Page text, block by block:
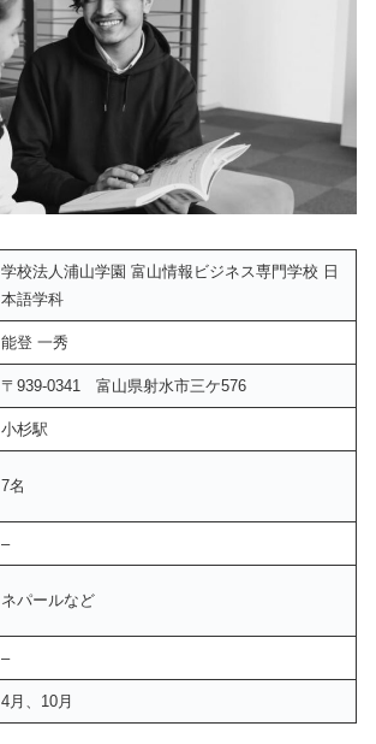
学校法人浦山学園 富山情報ビジネス専門学校 日
本語学科
能登 一秀
〒939-0341 富山県射水市三ケ576
小杉駅
7名
–
ネパールなど
–
4月、10月